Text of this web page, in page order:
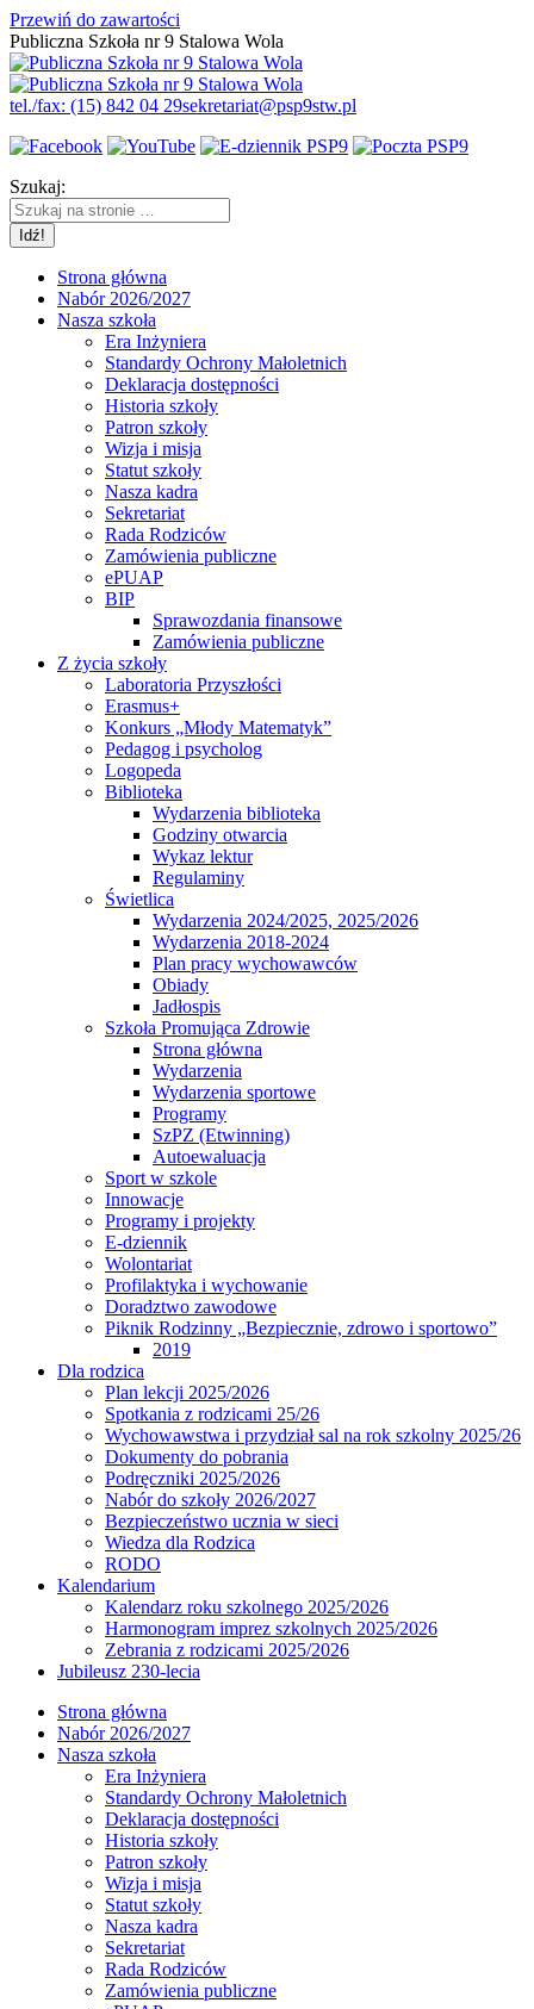
Przewiń do zawartości
Publiczna Szkoła nr 9 Stalowa Wola
tel./fax: (15) 842 04 29sekretariat@psp9stw.pl
Szukaj:
Strona główna
Nabór 2026/2027
Nasza szkoła
Era Inżyniera
Standardy Ochrony Małoletnich
Deklaracja dostępności
Historia szkoły
Patron szkoły
Wizja i misja
Statut szkoły
Nasza kadra
Sekretariat
Rada Rodziców
Zamówienia publiczne
ePUAP
BIP
Sprawozdania finansowe
Zamówienia publiczne
Z życia szkoły
Laboratoria Przyszłości
Erasmus+
Konkurs „Młody Matematyk”
Pedagog i psycholog
Logopeda
Biblioteka
Wydarzenia biblioteka
Godziny otwarcia
Wykaz lektur
Regulaminy
Świetlica
Wydarzenia 2024/2025, 2025/2026
Wydarzenia 2018-2024
Plan pracy wychowawców
Obiady
Jadłospis
Szkoła Promująca Zdrowie
Strona główna
Wydarzenia
Wydarzenia sportowe
Programy
SzPZ (Etwinning)
Autoewaluacja
Sport w szkole
Innowacje
Programy i projekty
E-dziennik
Wolontariat
Profilaktyka i wychowanie
Doradztwo zawodowe
Piknik Rodzinny „Bezpiecznie, zdrowo i sportowo”
2019
Dla rodzica
Plan lekcji 2025/2026
Spotkania z rodzicami 25/26
Wychowawstwa i przydział sal na rok szkolny 2025/26
Dokumenty do pobrania
Podręczniki 2025/2026
Nabór do szkoły 2026/2027
Bezpieczeństwo ucznia w sieci
Wiedza dla Rodzica
RODO
Kalendarium
Kalendarz roku szkolnego 2025/2026
Harmonogram imprez szkolnych 2025/2026
Zebrania z rodzicami 2025/2026
Jubileusz 230-lecia
Strona główna
Nabór 2026/2027
Nasza szkoła
Era Inżyniera
Standardy Ochrony Małoletnich
Deklaracja dostępności
Historia szkoły
Patron szkoły
Wizja i misja
Statut szkoły
Nasza kadra
Sekretariat
Rada Rodziców
Zamówienia publiczne